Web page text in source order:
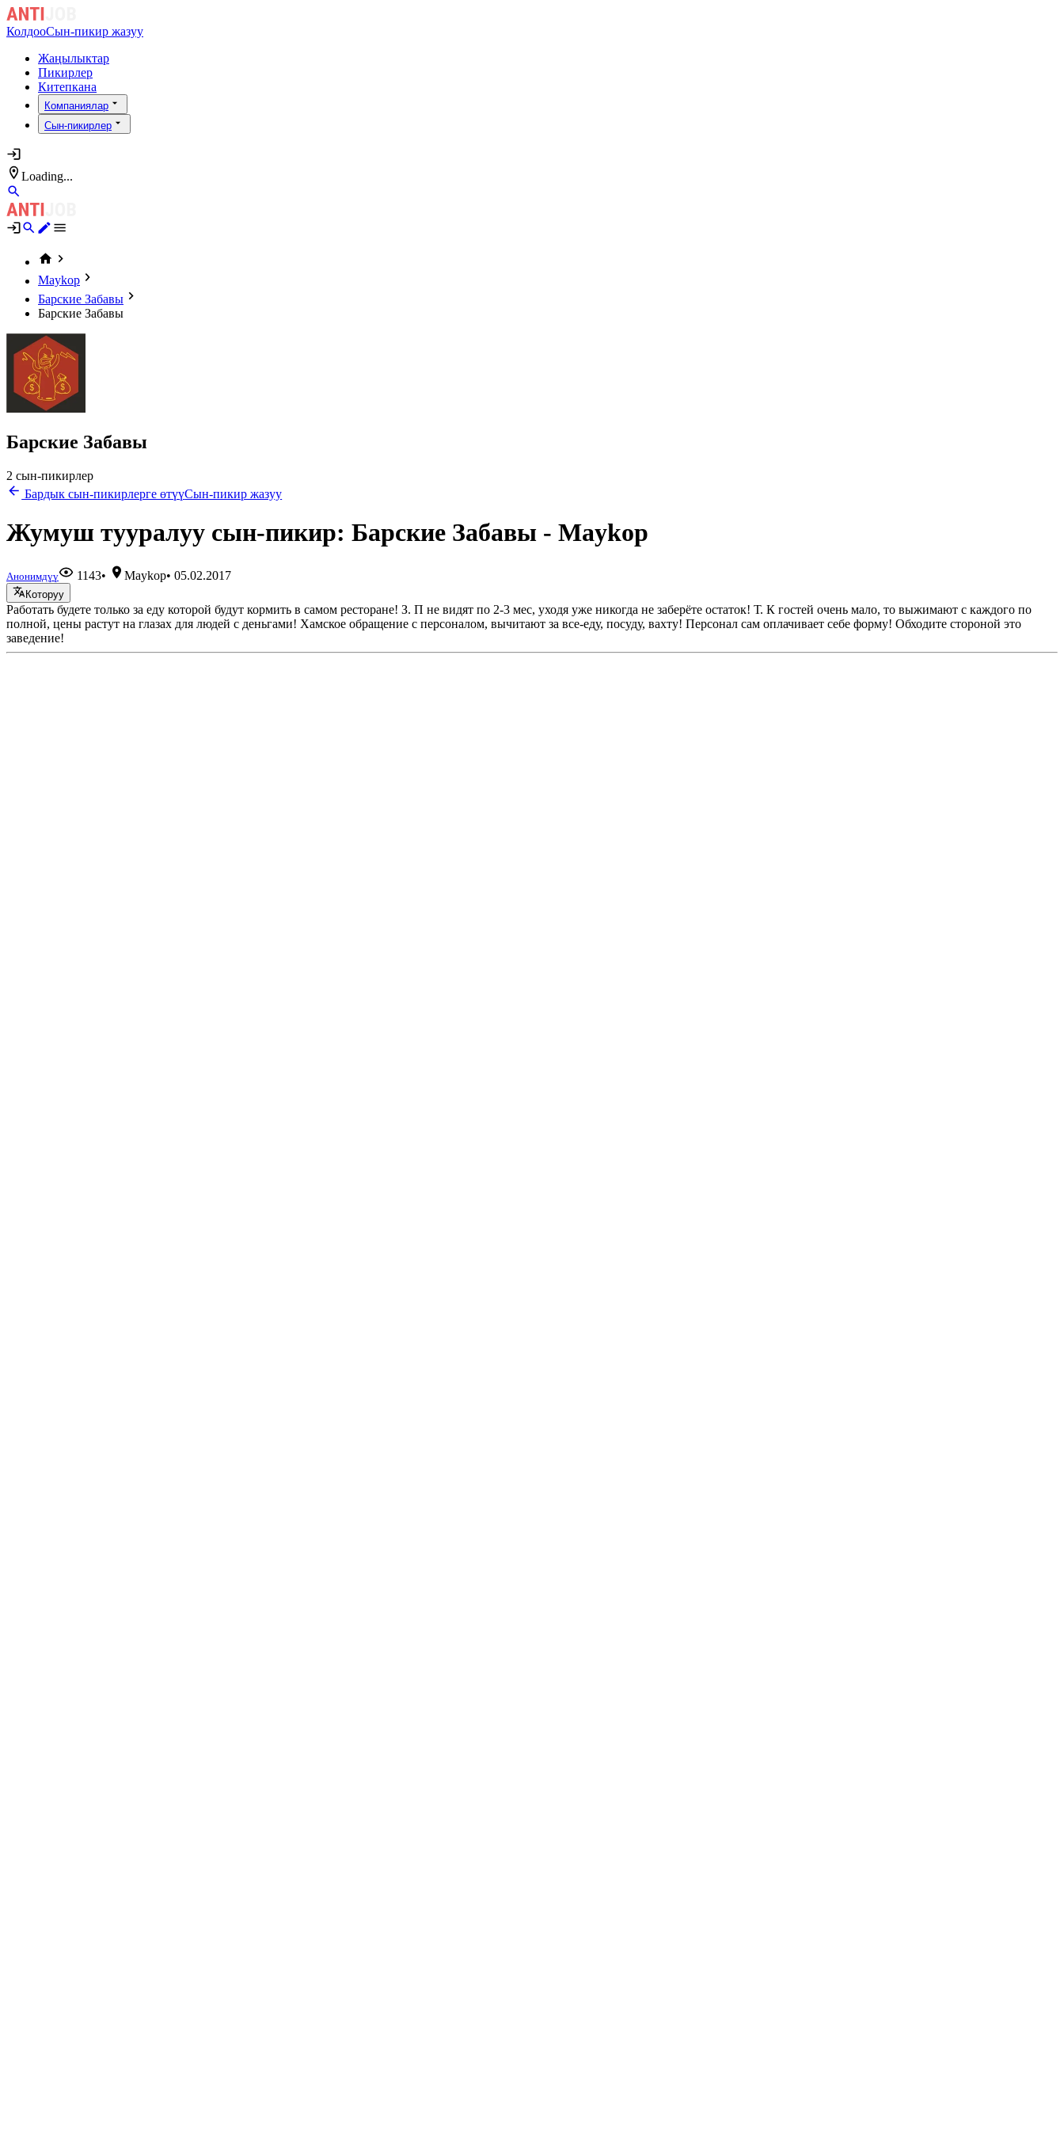
КолдооСын-пикир жазуу
Жаңылыктар
Пикирлер
Китепкана
Компаниялар
Сын-пикирлер
Loading...
Maykop
Барские Забавы
Барские Забавы
Барские Забавы
2 сын-пикирлер
Бардык сын-пикирлерге өтүүСын-пикир жазуу
Жумуш тууралуу сын-пикир: Барские Забавы - Maykop
Анонимдүү 1143• Maykop•05.02.2017
Которуу
Работать будете только за еду которой будут кормить в самом ресторане! З. П не видят по 2-3 мес, уходя уже никогда не заберёте остаток! Т. К гостей очень мало, то выжимают с каждого по
полной, цены растут на глазах для людей с деньгами! Хамское обращение с персоналом, вычитают за все-еду, посуду, вахту! Персонал сам оплачивает себе форму! Обходите стороной это
заведение!